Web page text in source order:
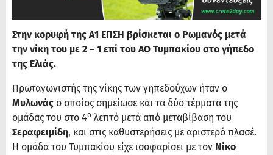
Στην κορυφή της Α1 ΕΠΣΗ βρίσκεται ο Ρωμανός μετά
την νίκη του με 2 – 1 επί του ΑΟ Τυμπακίου στο γήπεδο
της Ελιάς.
Πρωταγωνιστής της νίκης των γηπεδούχων ήταν ο
Μυλωνάς ο οποίος σημείωσε και τα δύο τέρματα της
ομάδας του στο 4ο λεπτό μετά από μεταβίβαση του
Σεραφειμίδη, και στις καθυστερήσεις με αριστερό πλασέ.
Η ομάδα του Τυμπακίου είχε ισοφαρίσει με τον Νίκο